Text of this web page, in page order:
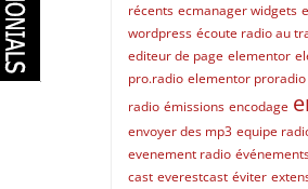
récents ecmanager widgets
wordpress écoute radio au
editeur de page elementor
pro.radio elementor proradio
radio émissions encodage
envoyer des mp3 equipe
evenement radio
cast everestcast éviter